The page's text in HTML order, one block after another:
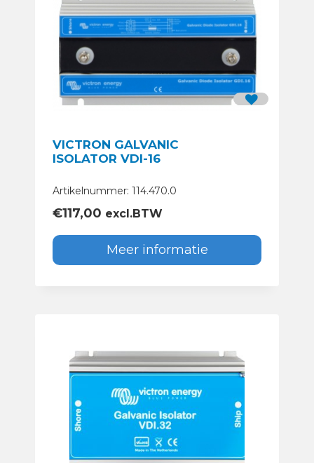
VICTRON GALVANIC
ISOLATOR VDI-16
Artikelnummer: 114.470.0
€117,00 excl.BTW
Meer informatie